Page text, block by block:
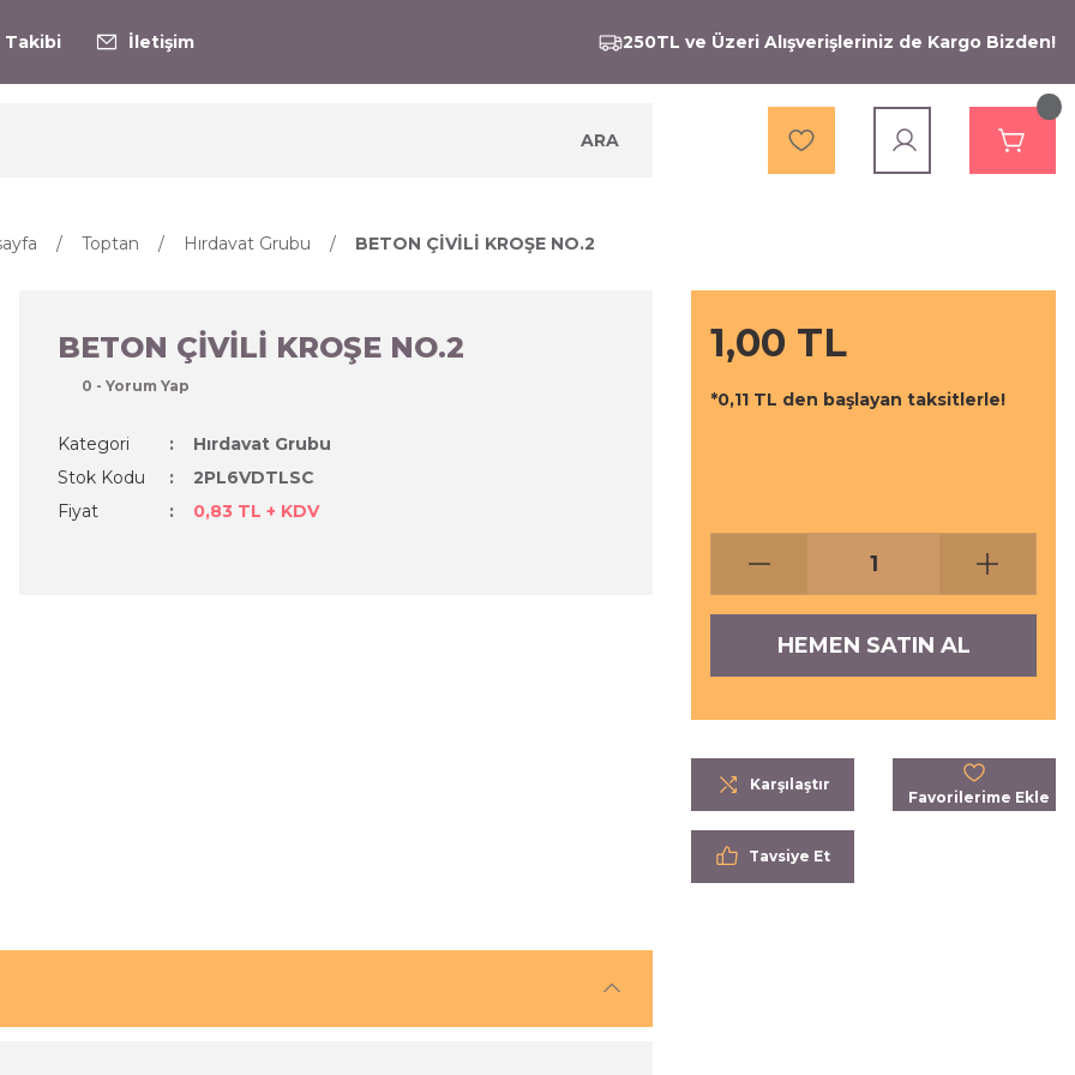
Takibi İletişim 250TL ve Üzeri Alışverişleriniz de Kargo Bizden!
ARA
Toptan Hırdavat Grubu BETON ÇİVİLİ KROŞE NO.2
BETON ÇİVİLİ KROŞE NO.2
0 - Yorum Yap
Kategori
Hırdavat Grubu
Stok Kodu
2PL6VDTLSC
Fiyat
0,83 TL + KDV
1,00 TL
*0,11 TL den başlayan taksitlerle!
HEMEN SATIN AL
Karşılaştır
Tavsiye Et